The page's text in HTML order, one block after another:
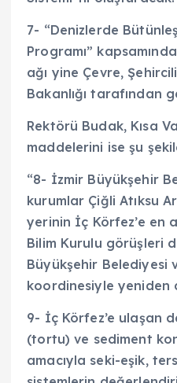
7- “Denizlerde
Programı”
ağı yine Çevre,
Bakanlığı tarafından
Rektörü Budak, Kısa
maddelerini ise şu
“8- İzmir Büyükşehir
kurumlar Çiğli Atıksu
yerinin İç Körfez’e en
Bilim Kurulu görüşleri
Büyükşehir Belediyesi
koordinesiyle yeniden
9- İç Körfez’e ulaşan
(tortu) ve sediment
amacıyla seki-eşik,